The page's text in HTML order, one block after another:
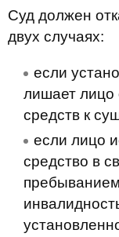
Суд должен
двух случаях:
если
лишает лицо
средств к
если лицо
средство в